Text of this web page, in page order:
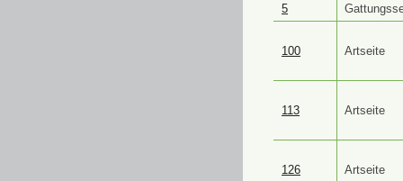
5
100 Artseite
113 Artseite
126 Artseite